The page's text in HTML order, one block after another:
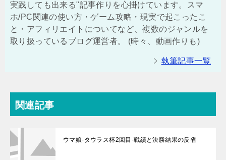
実践しても出来る"記事作りを心掛けています。スマ
ホ/PC関連の使い方・ゲーム攻略・現実で起こったこ
と・アフィリエイトについてなど、複数のジャンルを
取り扱っているブログ運営者。 (時々、動画作りも)
執筆記事一覧
関連記事
ウマ娘-タウラス杯2回目-戦績と決勝結果の反省